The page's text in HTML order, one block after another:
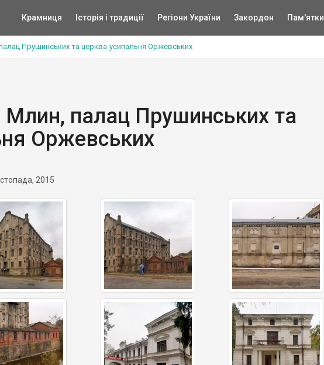
Крамниця Історія і традиції Регіони України Закордон Пам'ятки
Прушинських та церква-усипальня Оржевських
палац Прушинських та
Оржевських
2015